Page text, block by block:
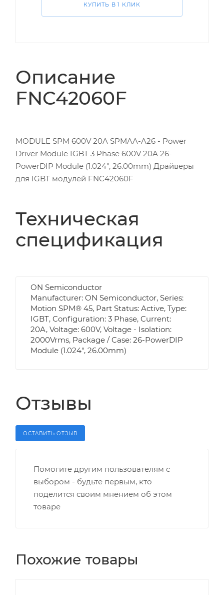
КУПИТЬ В 1 КЛИК
Описание
FNC42060F
MODULE SPM 600V 20A SPMAA-A26 - Power
Driver Module IGBT 3 Phase 600V 20A 26-
PowerDIP Module (1.024", 26.00mm) Драйверы
для IGBT модулей FNC42060F
Техническая
спецификация
ON Semiconductor
Manufacturer: ON Semiconductor, Series:
Motion SPM® 45, Part Status: Active, Type:
IGBT, Configuration: 3 Phase, Current:
20A, Voltage: 600V, Voltage - Isolation:
2000Vrms, Package / Case: 26-PowerDIP
Module (1.024", 26.00mm)
Отзывы
ОСТАВИТЬ ОТЗЫВ
Помогите другим пользователям с
выбором - будьте первым, кто
поделится своим мнением об этом
товаре
Похожие товары